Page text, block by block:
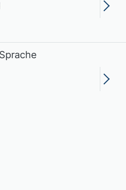
über aktuelle
Veranstaltungen,